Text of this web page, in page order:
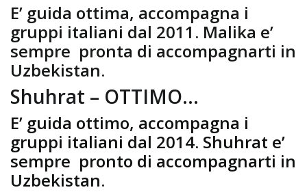
E’ guida ottima, accompagna i
gruppi italiani dal 2011. Malika e’
sempre pronta di accompagnarti in
Uzbekistan.
Shuhrat – OTTIMO…
E’ guida ottimo, accompagna i
gruppi italiani dal 2014. Shuhrat e’
sempre pronto di accompagnarti in
Uzbekistan.